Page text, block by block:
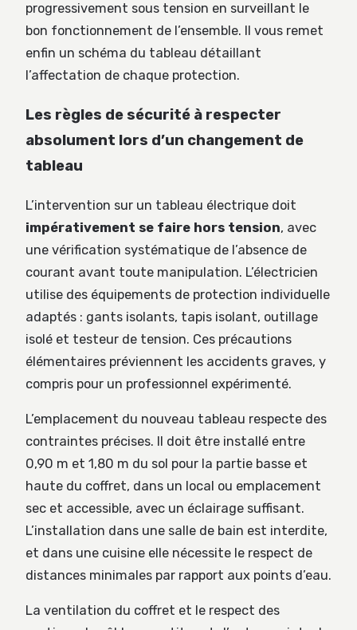
progressivement sous tension en surveillant le
bon fonctionnement de l’ensemble. Il vous remet
enfin un schéma du tableau détaillant
l’affectation de chaque protection.
Les règles de sécurité à respecter
absolument lors d’un changement de
tableau
L’intervention sur un tableau électrique doit
impérativement se faire hors tension, avec
une vérification systématique de l’absence de
courant avant toute manipulation. L’électricien
utilise des équipements de protection individuelle
adaptés : gants isolants, tapis isolant, outillage
isolé et testeur de tension. Ces précautions
élémentaires préviennent les accidents graves, y
compris pour un professionnel expérimenté.
L’emplacement du nouveau tableau respecte des
contraintes précises. Il doit être installé entre
0,90 m et 1,80 m du sol pour la partie basse et
haute du coffret, dans un local ou emplacement
sec et accessible, avec un éclairage suffisant.
L’installation dans une salle de bain est interdite,
et dans une cuisine elle nécessite le respect de
distances minimales par rapport aux points d’eau.
La ventilation du coffret et le respect des